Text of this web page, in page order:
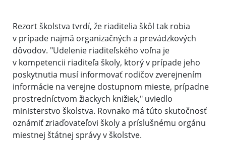
Rezort školstva tvrdí, že riaditelia škôl tak robia
v prípade najmä organizačných a prevádzkových
dôvodov. "Udelenie riaditeľského voľna je
v kompetencii riaditeľa školy, ktorý v prípade jeho
poskytnutia musí informovať rodičov zverejnením
informácie na verejne dostupnom mieste, prípadne
prostredníctvom žiackych knižiek," uviedlo
ministerstvo školstva. Rovnako má túto skutočnosť
oznámiť zriaďovateľovi školy a príslušnému orgánu
miestnej štátnej správy v školstve.